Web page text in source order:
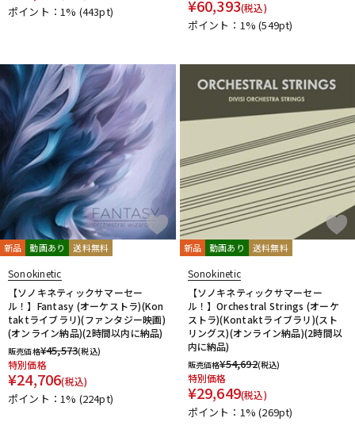
ポイント：1% (443pt) ¥60,393(税込)
ポイント：1%(549pt)
新品 動画あり 送料無料
Sonokinetic
【ソノキネティックサマーセー
ル！】Fantasy (オーケストラ)(Kon
taktライブラリ)(ファンタジー映画)
(オンライン納品)(2時間以内に納品)
販売価格¥45,573(税込)
特別価格
¥24,706(税込)
ポイント：1% (224pt)
新品 動画あり 送料無料
Sonokinetic
【ソノキネティックサマーセー
ル！】Orchestral Strings (オーケ
ストラ)(Kontaktライブラリ)(スト
リングス)(オンライン納品)(2時間以
内に納品)
販売価格¥54,692(税込)
特別価格
¥29,649(税込)
ポイント：1%(269pt)